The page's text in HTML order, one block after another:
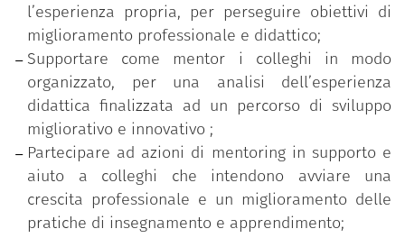
Il percorso progettuale richiede ai partecipanti un
impegno attivo su quattro fasi fra loro strettamente
interconnesse:
una fase di formazione iniziale sulle tematiche
del mentoring con interventi d’aula e workshop
volti a sensibilizzare e preparare i partecipanti
all’azione di supporto dei pari e di
accompagnamento allo sviluppo;
una fase sperimentazione attiva nella quale da
l’esperienza propria, per perseguire obiettivi di
miglioramento professionale e didattico;
Supportare come mentor i colleghi in modo
organizzato, per una analisi dell’esperienza
didattica finalizzata ad un percorso di sviluppo
migliorativo e innovativo ;
Partecipare ad azioni di mentoring in supporto e
aiuto a colleghi che intendono avviare una
crescita professionale e un miglioramento delle
pratiche di insegnamento e apprendimento;